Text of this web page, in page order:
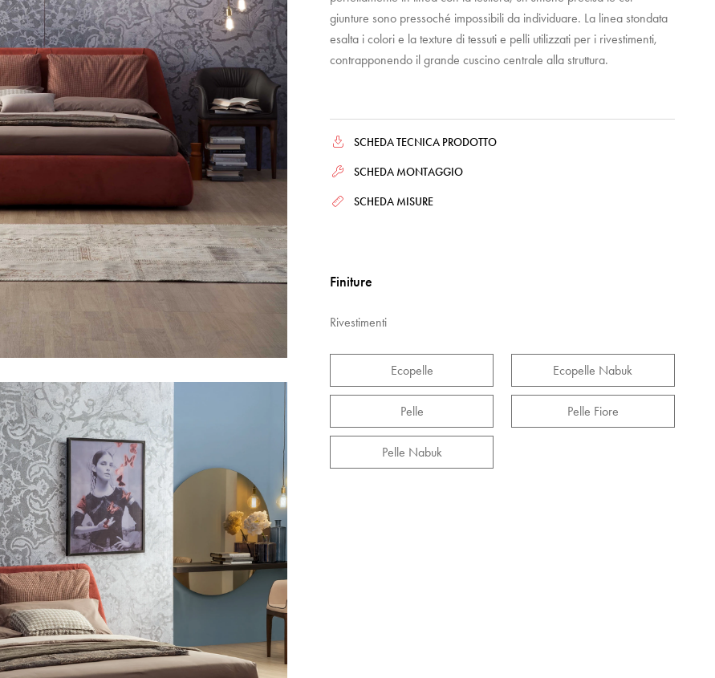
giunture sono pressoché impossibili da individuare. La linea stondata
esalta i colori e la texture di tessuti e pelli utilizzati per i rivestimenti,
contrapponendo il grande cuscino centrale alla struttura.
SCHEDA TECNICA PRODOTTO
SCHEDA MONTAGGIO
SCHEDA MISURE
Finiture
Rivestimenti
Ecopelle Ecopelle Nabuk
Pelle Pelle Fiore
Pelle Nabuk